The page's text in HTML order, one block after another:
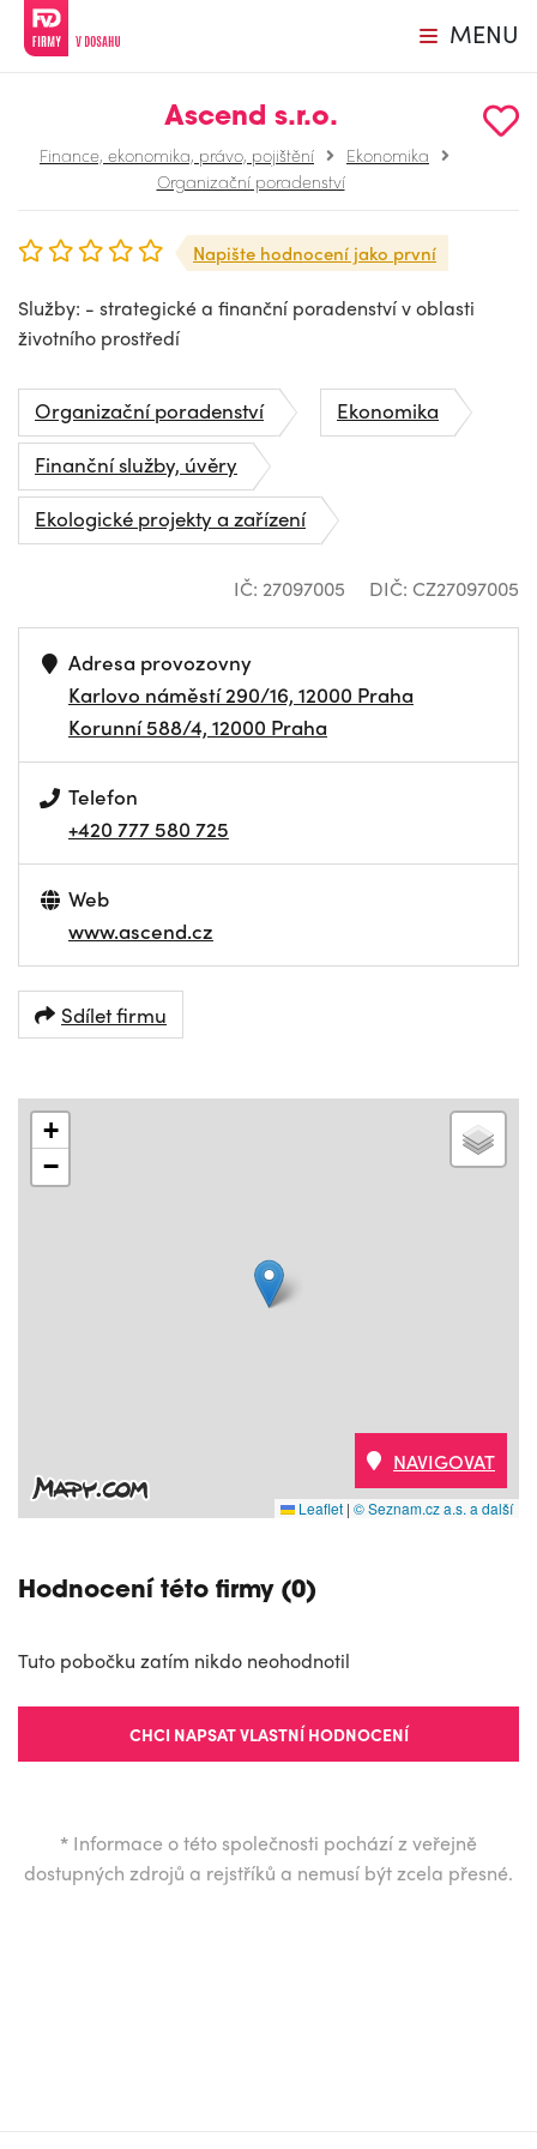
MENU
Ascend s.r.o.
Finance, ekonomika, právo, pojištění
Ekonomika
Organizační poradenství
Napište hodnocení jako první
Služby: - strategické a finanční poradenství v oblasti
životního prostředí
Organizační poradenství
Ekonomika
Finanční služby, úvěry
Ekologické projekty a zařízení
IČ: 27097005 DIČ: CZ27097005
Adresa provozovny
Karlovo náměstí 290/16, 12000 Praha
Korunní 588/4, 12000 Praha
Telefon
+420 777 580 725
Web
www.ascend.cz
Sdílet firmu
+
−
Leaflet | © Seznam.cz a.s. a další
NAVIGOVAT
Hodnocení této firmy (0)
Tuto pobočku zatím nikdo neohodnotil
CHCI NAPSAT VLASTNÍ HODNOCENÍ
* Informace o této společnosti pochází z veřejně
dostupných zdrojů a rejstříků a nemusí být zcela přesné.